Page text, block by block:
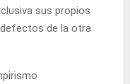
sus propios
de la otra